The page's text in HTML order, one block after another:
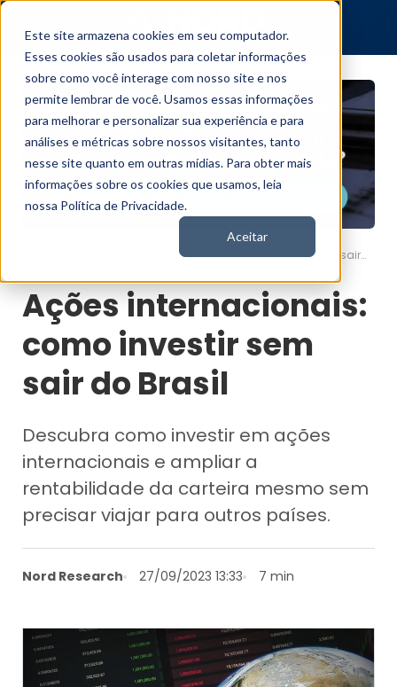
Este site armazena cookies em seu computador.
Esses cookies são usados para coletar informações
sobre como você interage com nosso site e nos
permite lembrar de você. Usamos essas informações
para melhorar e personalizar sua experiência e para
análises e métricas sobre nossos visitantes, tanto
nesse site quanto em outras mídias. Para obter mais
informações sobre os cookies que usamos, leia
nossa Política de Privacidade.
Aceitar
Ações internacionais: como investir sem sair do Brasil
Ações internacionais:
como investir sem
sair do Brasil
Descubra como investir em ações
internacionais e ampliar a
rentabilidade da carteira mesmo sem
precisar viajar para outros países.
Nord Research 27/09/2023 13:33 7 min